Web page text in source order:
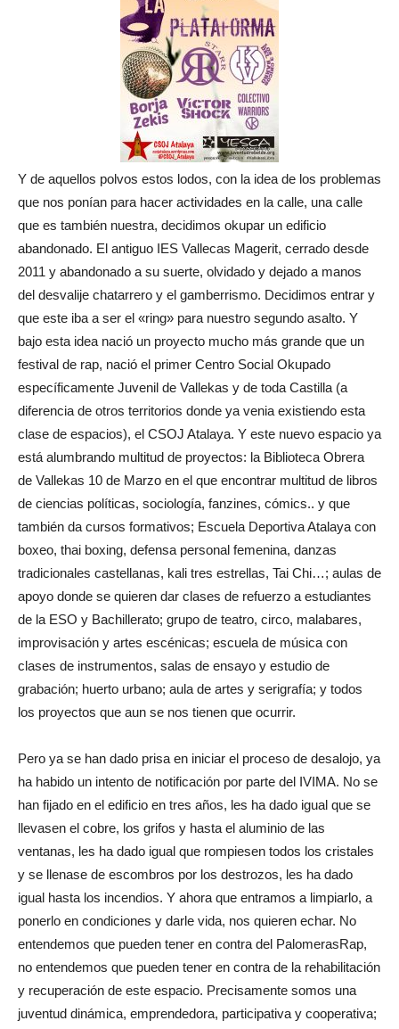
Y de aquellos polvos estos lodos, con la idea de los problemas
que nos ponían para hacer actividades en la calle, una calle
que es también nuestra, decidimos okupar un edificio
abandonado. El antiguo IES Vallecas Magerit, cerrado desde
2011 y abandonado a su suerte, olvidado y dejado a manos
del desvalije chatarrero y el gamberrismo. Decidimos entrar y
que este iba a ser el «ring» para nuestro segundo asalto. Y
bajo esta idea nació un proyecto mucho más grande que un
festival de rap, nació el primer Centro Social Okupado
específicamente Juvenil de Vallekas y de toda Castilla (a
diferencia de otros territorios donde ya venia existiendo esta
clase de espacios), el CSOJ Atalaya. Y este nuevo espacio ya
está alumbrando multitud de proyectos: la Biblioteca Obrera
de Vallekas 10 de Marzo en el que encontrar multitud de libros
de ciencias políticas, sociología, fanzines, cómics.. y que
también da cursos formativos; Escuela Deportiva Atalaya con
boxeo, thai boxing, defensa personal femenina, danzas
tradicionales castellanas, kali tres estrellas, Tai Chi…; aulas de
apoyo donde se quieren dar clases de refuerzo a estudiantes
de la ESO y Bachillerato; grupo de teatro, circo, malabares,
improvisación y artes escénicas; escuela de música con
clases de instrumentos, salas de ensayo y estudio de
grabación; huerto urbano; aula de artes y serigrafía; y todos
los proyectos que aun se nos tienen que ocurrir.
Pero ya se han dado prisa en iniciar el proceso de desalojo, ya
ha habido un intento de notificación por parte del IVIMA. No se
han fijado en el edificio en tres años, les ha dado igual que se
llevasen el cobre, los grifos y hasta el aluminio de las
ventanas, les ha dado igual que rompiesen todos los cristales
y se llenase de escombros por los destrozos, les ha dado
igual hasta los incendios. Y ahora que entramos a limpiarlo, a
ponerlo en condiciones y darle vida, nos quieren echar. No
entendemos que pueden tener en contra del PalomerasRap,
no entendemos que pueden tener en contra de la rehabilitación
y recuperación de este espacio. Precisamente somos una
juventud dinámica, emprendedora, participativa y cooperativa;